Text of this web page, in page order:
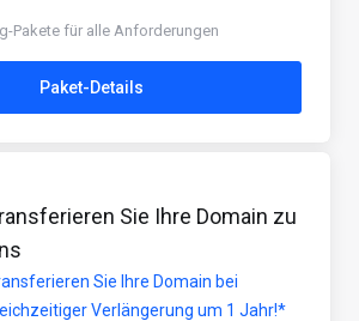
Pakete für alle Anforderungen
Paket-Details
Sie Ihre Domain zu
Sie Ihre Domain bei
Verlängerung um 1 Jahr!*